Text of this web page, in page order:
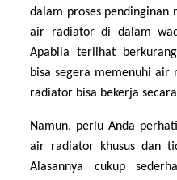
dalam proses pendinginan
air radiator di dalam
Apabila terlihat
bisa segera memenuhi air
radiator bisa bekerja
Namun, perlu Anda
air radiator khusus dan
Alasannya cukup